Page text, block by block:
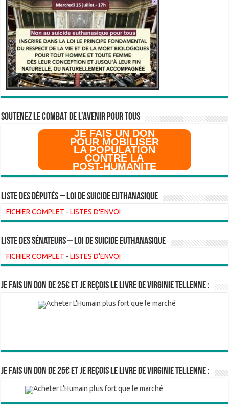
SOUTENEZ LE COMBAT DE L’AVenir pour Tous
JE FAIS UN DON
POUR MOBILISER
LA POPULATION
CONTRE LA
POST-HUMANITE
Liste des Députés – Loi de suicide euthanasique
FICHIER COMPLET -LISTES D'ENVOI
liste des sénateurs – loi de suicide euthanasique
FICHIER COMPLET -LISTES D'ENVOI
Je fais un don de 25€ et je reçois le livre de Virginie Tellenne :
Je fais un don de 25€ et je reçois le livre de Virginie Tellenne :